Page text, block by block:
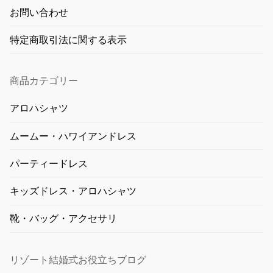
お問い合わせ
特定商取引法に関する表示
商品カテゴリー
アロハシャツ
ムームー・ハワイアンドレス
パーティードレス
キッズドレス・アロハシャツ
靴・バッグ・アクセサリ
リゾート結婚式お役立ちブログ